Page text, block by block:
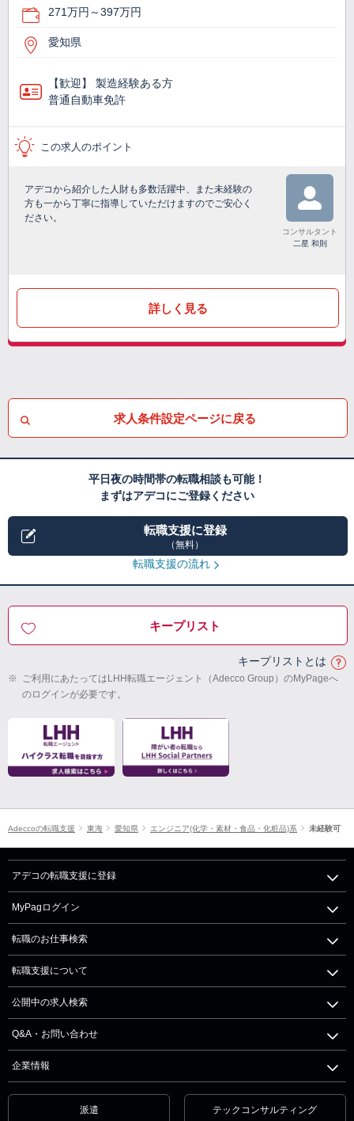
271万円～397万円
愛知県
【歓迎】 製造経験ある方
普通自動車免許
この求人のポイント
アデコから紹介した人財も多数活躍中、また未経験の
方も一から丁寧に指導していただけますのでご安心く
ださい。
コンサルタント
二星 和則
詳しく見る
求人条件設定ページに戻る
平日夜の時間帯の転職相談も可能！
まずはアデコにご登録ください
転職支援に登録
（無料）
転職支援の流れ
キープリスト
キープリストとは
※ ご利用にあたってはLHH転職エージェント（Adecco Group）のMyPageへ
のログインが必要です。
Adeccoの転職支援 東海 愛知県 エンジニア(化学・素材・食品・化粧品)系 未経験可
アデコの転職支援に登録
MyPagログイン
転職のお仕事検索
転職支援について
公開中の求人検索
Q&A・お問い合わせ
企業情報
派遣 テックコンサルティング